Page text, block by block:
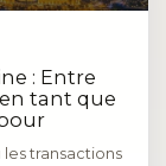
: Entre
tant que
transactions